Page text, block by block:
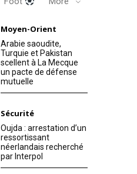
Moyen-Orient
Arabie saoudite,
Turquie et Pakistan
scellent à La Mecque
un pacte de défense
mutuelle
Sécurité
Oujda : arrestation d’un
ressortissant
néerlandais recherché
par Interpol